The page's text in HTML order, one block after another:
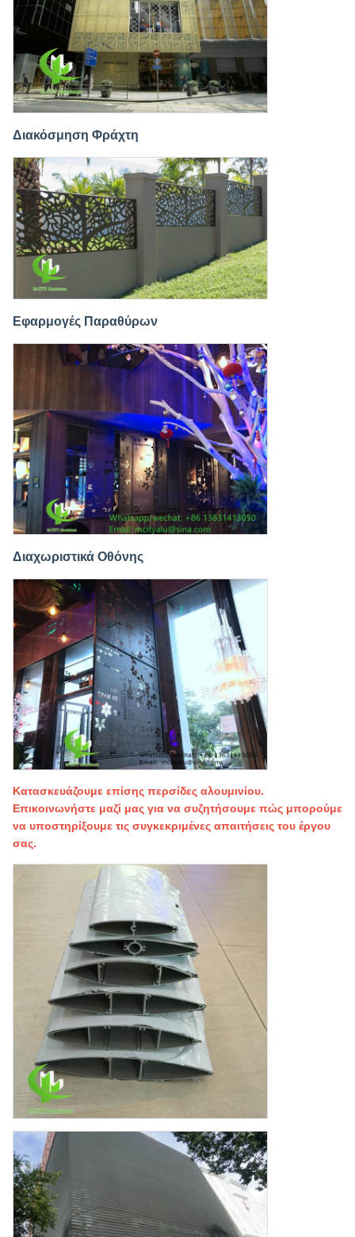
Διακόσμηση Φράχτη
Εφαρμογές Παραθύρων
Διαχωριστικά Οθόνης
Κατασκευάζουμε επίσης περσίδες αλουμινίου.
Επικοινωνήστε μαζί μας για να συζητήσουμε πώς μπορούμε
να υποστηρίξουμε τις συγκεκριμένες απαιτήσεις του έργου
σας.